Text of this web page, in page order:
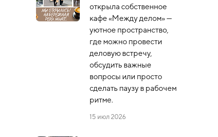
открыла собственное
кафе «Между делом» —
уютное пространство,
где можно провести
деловую встречу,
обсудить важные
вопросы или просто
сделать паузу в рабочем
ритме.
15 июл 2026